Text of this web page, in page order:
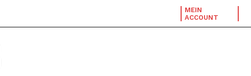
MEIN
ACCOUNT